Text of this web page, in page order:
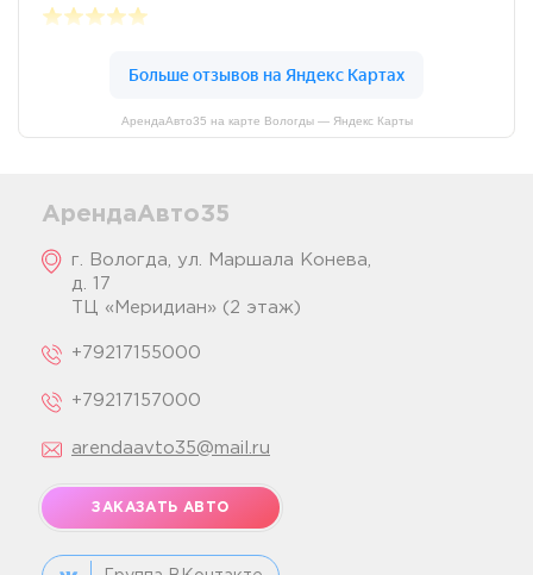
АрендаАвто35 на карте Вологды — Яндекс Карты
АрендаАвто35
г. Вологда, ул. Маршала Конева,
д. 17
ТЦ «Меридиан» (2 этаж)
+79217155000
+79217157000
arendaavto35@mail.ru
ЗАКАЗАТЬ АВТО